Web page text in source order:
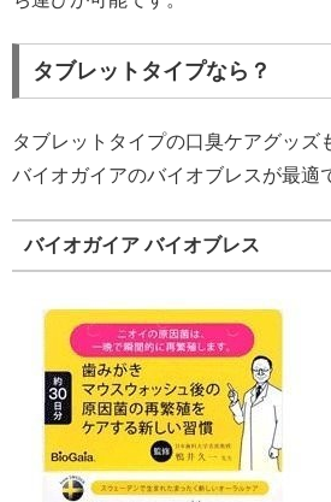
タブレットタイプなら？
タブレットタイプの口臭ケアグッズ
バイオガイアのバイオブレスが最適
バイオガイア バイオブレス